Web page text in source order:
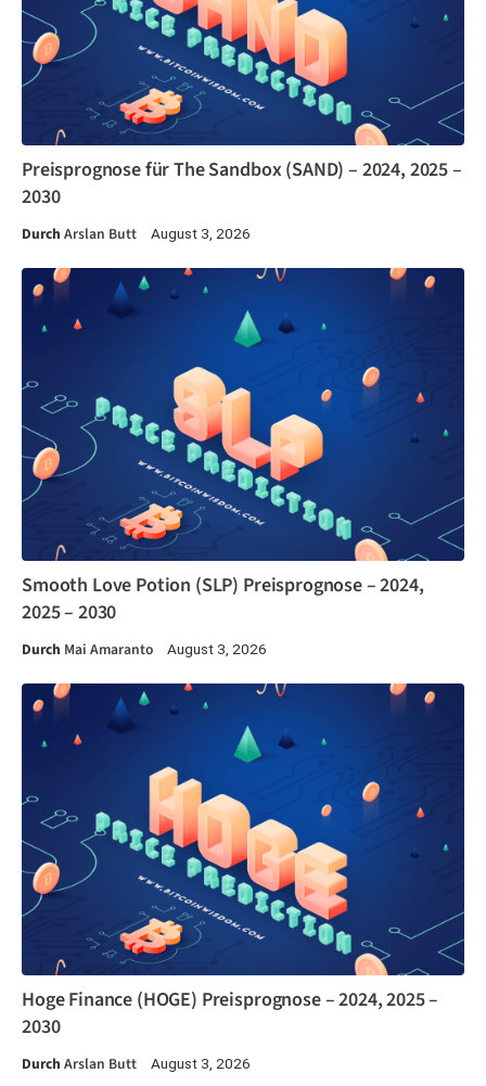
Preisprognose für The Sandbox (SAND) – 2024, 2025 –
2030
Durch Arslan Butt August 3, 2026
Smooth Love Potion (SLP) Preisprognose – 2024,
2025 – 2030
Durch Mai Amaranto August 3, 2026
Hoge Finance (HOGE) Preisprognose – 2024, 2025 –
2030
Durch Arslan Butt August 3, 2026